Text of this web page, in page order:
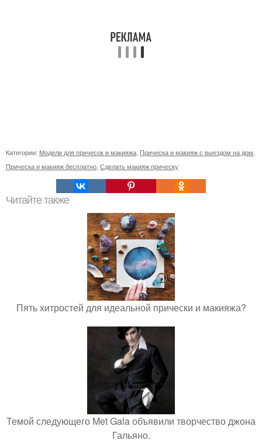
Категории: Модели для причесок и макияжа Прическа и макияж с выездом на дом
Прическа и макияж бесплатно Сделать макияж прическу
Читайте также
Пять хитростей для идеальной прически и макияжа?
Темой следующего Met Gala объявили творчество джона
Гальяно.